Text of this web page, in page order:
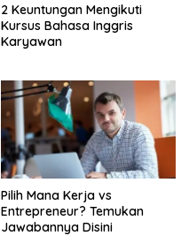
2 Keuntungan Mengikuti
Kursus Bahasa Inggris
Karyawan
Pilih Mana Kerja vs
Entrepreneur? Temukan
Jawabannya Disini